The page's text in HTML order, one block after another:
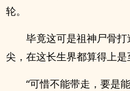
轮。
毕竟这可是祖神尸骨
尖，在这长生界都算得上是
“可惜不能带走，要是